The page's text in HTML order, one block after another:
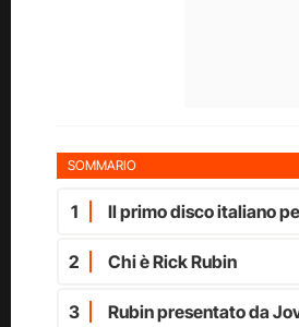
SOMMARIO
1 Il primo disco italiano
2 Chi è Rick Rubin
3 Rubin presentato da